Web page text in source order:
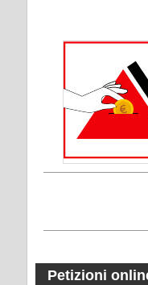
Petizioni